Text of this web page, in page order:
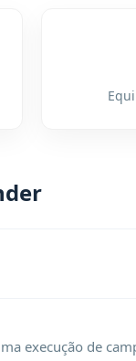
execução de